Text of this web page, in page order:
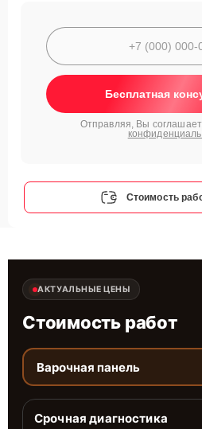
Бесплатная
Отправляя, Вы
Стоимость
АКТУАЛЬНЫЕ ЦЕНЫ
Стоимость работ
Варочная панель
Срочная диагностика